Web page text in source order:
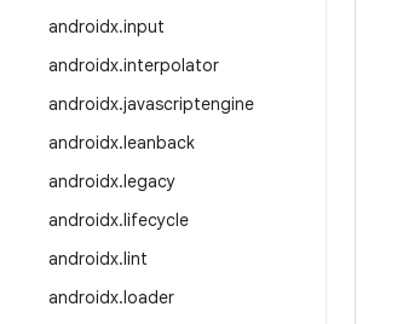
androidx.input
androidx.interpolator
androidx.javascriptengine
androidx.leanback
androidx.legacy
androidx.lifecycle
androidx.lint
androidx.loader